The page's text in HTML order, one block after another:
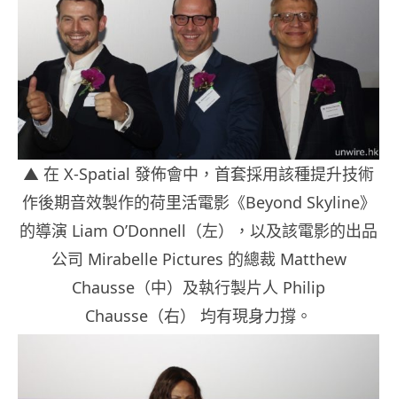
▲ 在 X-Spatial 發佈會中，首套採用該種提升技術
作後期音效製作的荷里活電影《Beyond Skyline》
的導演 Liam O’Donnell（左），以及該電影的出品
公司 Mirabelle Pictures 的總裁 Matthew
Chausse（中）及執行製片人 Philip
Chausse（右） 均有現身力撐。